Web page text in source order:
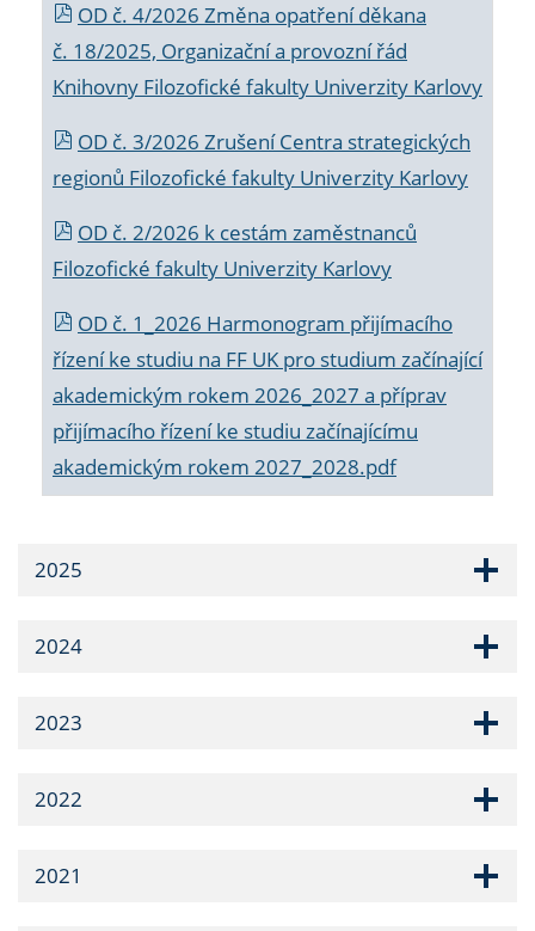
OD č. 4/2026 Změna opatření děkana
č. 18/2025, Organizační a provozní řád
Knihovny Filozofické fakulty Univerzity Karlovy
OD č. 3/2026 Zrušení Centra strategických
regionů Filozofické fakulty Univerzity Karlovy
OD č. 2/2026 k cestám zaměstnanců
Filozofické fakulty Univerzity Karlovy
OD č. 1_2026 Harmonogram přijímacího
řízení ke studiu na FF UK pro studium začínající
akademickým rokem 2026_2027 a příprav
přijímacího řízení ke studiu začínajícímu
akademickým rokem 2027_2028.pdf
2025
2024
2023
2022
2021